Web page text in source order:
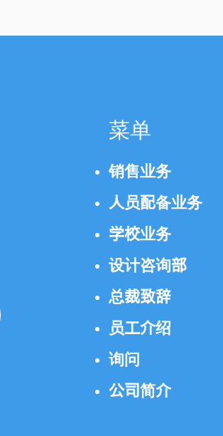
菜单
销售业务
人员配备业务
学校业务
设计咨询部
总裁致辞
员工介绍
询问
公司简介